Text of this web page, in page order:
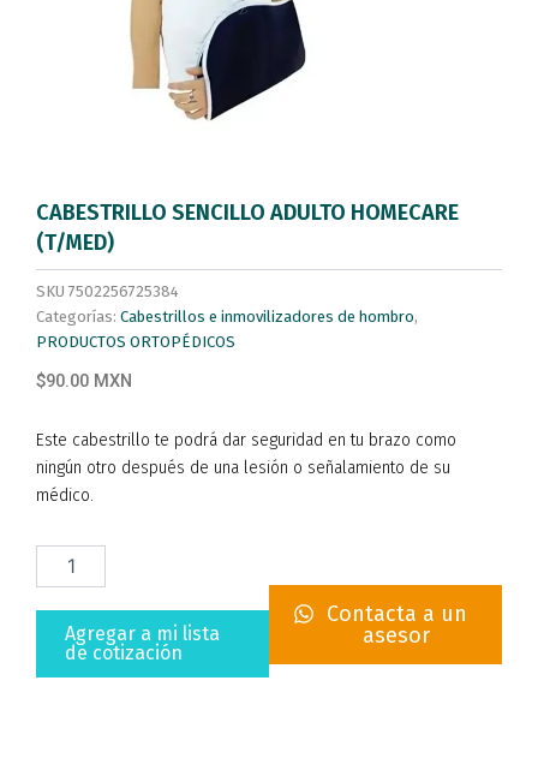
CABESTRILLO SENCILLO ADULTO HOMECARE
(T/MED)
SKU 7502256725384
Categorías: Cabestrillos e inmovilizadores de hombro,
PRODUCTOS ORTOPÉDICOS
$90.00 MXN
Este cabestrillo te podrá dar seguridad en tu brazo como
ningún otro después de una lesión o señalamiento de su
médico.
CABESTRILLO
SENCILLO
HOMECARE
(T/MED)
Agregar a mi lista
de cotización
Contacta a un
asesor